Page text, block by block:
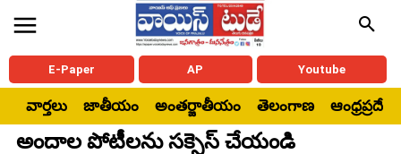
E-Paper AP Youtube
వార్తలు జాతీయం అంతర్జాతీయం తెలంగాణ ఆంధ్రప్రదేశ్
అందాల పోటీలను సక్సెస్ చేయండి